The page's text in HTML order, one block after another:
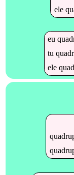
ele
eu
tu
ele